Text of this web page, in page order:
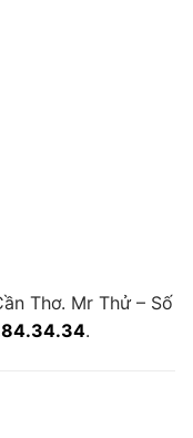
Thơ. Mr Thử – Số
.